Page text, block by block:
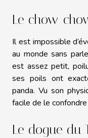
Le chow-
Il est impossible
au monde sans
est assez petit,
ses poils ont
panda. Vu son
facile de le
Le dogue du